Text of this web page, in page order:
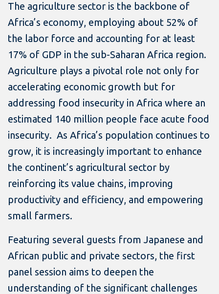
The agriculture sector is the backbone of
Africa’s economy, employing about 52% of
the labor force and accounting for at least
17% of GDP in the sub-Saharan Africa region.
Agriculture plays a pivotal role not only for
accelerating economic growth but for
addressing food insecurity in Africa where an
estimated 140 million people face acute food
insecurity. As Africa’s population continues to
grow, it is increasingly important to enhance
the continent’s agricultural sector by
reinforcing its value chains, improving
productivity and efficiency, and empowering
small farmers.
Featuring several guests from Japanese and
African public and private sectors, the first
panel session aims to deepen the
understanding of the significant challenges